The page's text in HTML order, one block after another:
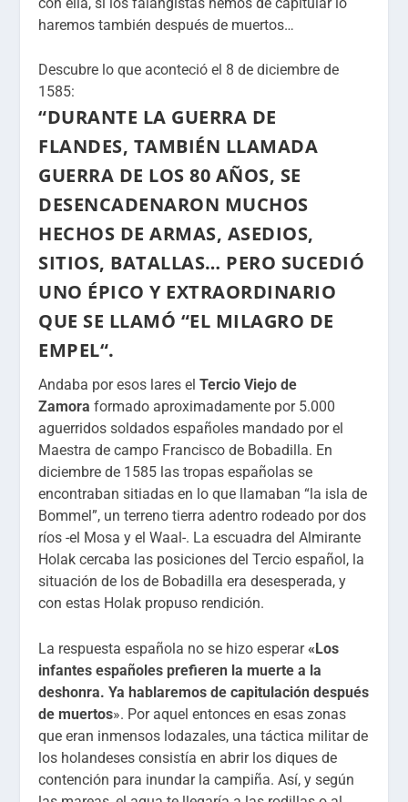
haremos también después de muertos…
Descubre lo que aconteció el 8 de diciembre de
1585:
“DURANTE LA GUERRA DE
FLANDES, TAMBIÉN LLAMADA
GUERRA DE LOS 80 AÑOS, SE
DESENCADENARON MUCHOS
HECHOS DE ARMAS, ASEDIOS,
SITIOS, BATALLAS… PERO SUCEDIÓ
UNO ÉPICO Y EXTRAORDINARIO
QUE SE LLAMÓ “EL MILAGRO DE
EMPEL“.
Andaba por esos lares elTercio Viejo de
Zamora formado aproximadamente por 5.000
aguerridos soldados españoles mandado por el
Maestra de campo Francisco de Bobadilla. En
diciembre de 1585 las tropas españolas se
encontraban sitiadas en lo que llamaban “la isla de
Bommel”, un terreno tierra adentro rodeado por dos
ríos -el Mosa y el Waal-. La escuadra del Almirante
Holak cercaba las posiciones del Tercio español, la
situación de los de Bobadilla era desesperada, y
con estas Holak propuso rendición.
La respuesta española no se hizo esperar«Los
infantes españoles prefieren la muerte a la
deshonra. Ya hablaremos de capitulación después
de muertos». Por aquel entonces en esas zonas
que eran inmensos lodazales, una táctica militar de
los holandeses consistía en abrir los diques de
contención para inundar la campiña. Así, y según